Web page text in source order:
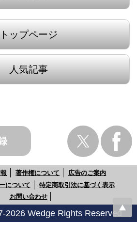
トップページ
人気記事
著作権について
広告のご案内
について
特定商取引法に基づく表示
お問い合わせ
2026 Wedge Rights Reserved